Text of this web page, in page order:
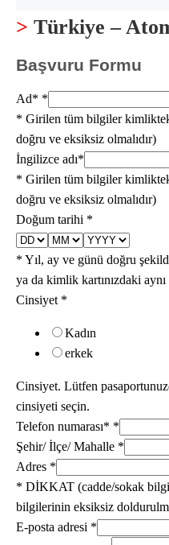
> Türkiye –
Başvuru Formu
Ad* *
* Girilen tüm bilgiler
doğru ve eksiksiz olmalıdır)
İngilizce adı*
* Girilen tüm bilgiler
doğru ve eksiksiz olmalıdır)
Doğum tarihi *
* Yıl, ay ve günü doğru
ya da kimlik kartınızdaki
Cinsiyet *
Kadın
erkek
Cinsiyet. Lütfen
cinsiyeti seçin.
Telefon numarası* *
Şehir/ İlçe/ Mahalle *
Adres *
* DİKKAT (cadde/sokak
bilgilerinin eksiksiz
E-posta adresi *